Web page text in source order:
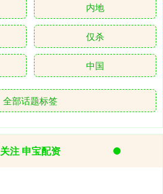
内地
仅杀
中国
全部话题标签
关注 申宝配资